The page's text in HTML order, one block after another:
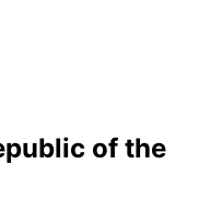
of the